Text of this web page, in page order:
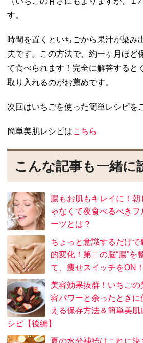
す。
時間を置くといちごから果汁が染み
夫です。この方法で、約一ヶ月ほど
て食べられます！完全に解答すると
取り入れるのがお薦めです。
次回はいちごを使った簡単レシピを
簡単美肌レシピはこちら
こんな記事も一緒に
腸もお肌もキレイに！朝
ゃなくて夜食べるべきフ
ーツとは？
ちょっと意識するだけで
的変化！第二の脳“腸”を
て、痩せスイッチをON！
美容効果抜群！いちごの
容パワーと余ったときに
える保存方法＆簡単美肌
シピ【後編】
夏の水分補給はこれに決